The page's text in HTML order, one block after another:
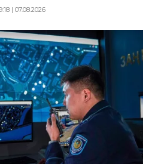
| 07.08.2026